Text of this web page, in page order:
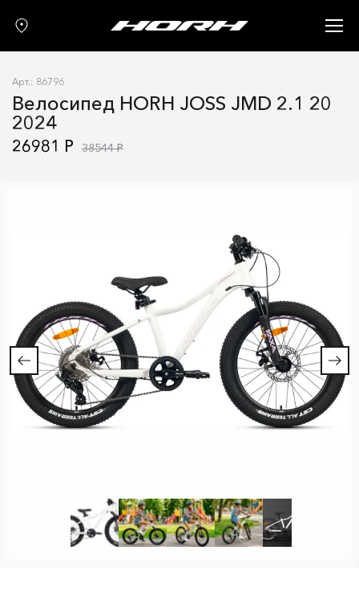
Запчасти
Аксессуары
О нас
Гарантия
Контакты
Арт.: 86796
Велосипед HORH JOSS JMD 2.1 20
2024
26981 Р 38544 Р